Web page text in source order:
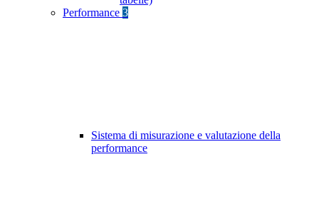
Performance 3
Sistema di misurazione e valutazione della
performance